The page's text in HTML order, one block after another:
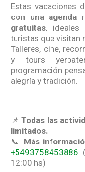
Estas vacaciones
con una agenda
gratuitas, ideales
turistas que visitan
Talleres, cine,
y tours
programación
alegría y tradición.
📌Todas las
limitados.
📞 Más
+5493758453886
12:00 hs)